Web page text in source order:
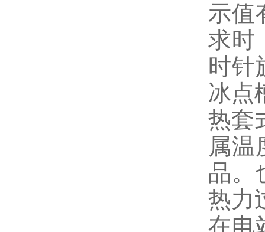
示值
求时
时针
冰点
热套
属温
品。
热力
在电